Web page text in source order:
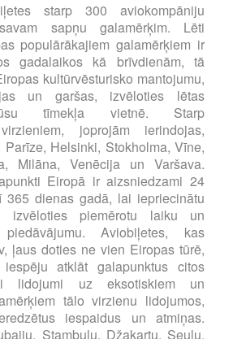
starp 300 aviokompāniju
sapņu galamērķim. Lēti
populārākajiem galamērķiem ir
gadalaikos kā brīvdienām, tā
kultūrvēsturisko mantojumu,
un garšas, izvēloties lētas
tīmekļa vietnē. Starp
joprojām ierindojas,
Parīze, Helsinki, Stokholma, Vīne,
Milāna, Venēcija un Varšava.
Eiropā ir aizsniedzami 24
365 dienas gadā, lai iepriecinātu
izvēloties piemērotu laiku un
Aviobiļetes, kas
ļaus doties ne vien Eiropas tūrē,
atklāt galapunktus citos
lidojumi uz eksotiskiem un
tālo virzienu lidojumos,
iespaidus un atmiņas.
Stambulu, Džakartu, Seulu,